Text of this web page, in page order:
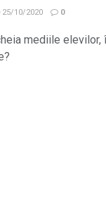
25/10/2020 0
mediile